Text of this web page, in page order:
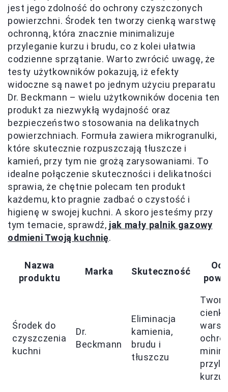
jest jego zdolność do ochrony czyszczonych
powierzchni. Środek ten tworzy cienką warstwę
ochronną, która znacznie minimalizuje
przyleganie kurzu i brudu, co z kolei ułatwia
codzienne sprzątanie. Warto zwrócić uwagę, że
testy użytkowników pokazują, iż efekty
widoczne są nawet po jednym użyciu preparatu
Dr. Beckmann – wielu użytkowników docenia ten
produkt za niezwykłą wydajność oraz
bezpieczeństwo stosowania na delikatnych
powierzchniach. Formuła zawiera mikrogranulki,
które skutecznie rozpuszczają tłuszcze i
kamień, przy tym nie grożą zarysowaniami. To
idealne połączenie skuteczności i delikatności
sprawia, że chętnie polecam ten produkt
każdemu, kto pragnie zadbać o czystość i
higienę w swojej kuchni. A skoro jesteśmy przy
tym temacie, sprawdź, jak mały palnik gazowy
odmieni Twoją kuchnię.
Nazwa
produktu
Marka Skuteczność
Środek do
czyszczenia
kuchni
Dr.
Beckmann
Eliminacja
kamienia,
brudu i
tłuszczu
kurzu